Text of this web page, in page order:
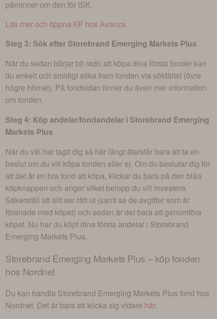
påminner om den för ISK.
Läs mer och öppna KF hos Avanza
Steg 3: Sök efter Storebrand Emerging Markets Plus
När du sedan börjar bli redo att köpa dina första fonder kan
du enkelt och smidigt söka fram fonden via sökfältet (övre
högre hörnet). På fondsidan finner du även mer information
om fonden.
Steg 4: Köp andelar/fondandelar i Storebrand Emerging
Markets Plus
När du väl har tagit dig så här långt återstår bara att ta en
beslut om du vill köpa fonden eller ej. Om du beslutar dig för
att det är en bra fond att köpa, klickar du bara på den blåa
köpknappen och anger vilket belopp du vill investera.
Säkerställ att allt ser rätt ut (samt se de avgifter som är
förenade med köpet) och sedan är det bara att genomföra
köpet. Nu har du köpt dina första andelar i Storebrand
Emerging Markets Plus.
Storebrand Emerging Markets Plus – köp fonden
hos Nordnet
Du kan handla Storebrand Emerging Markets Plus fond hos
Nordnet. Det är bara att klicka sig vidare här.